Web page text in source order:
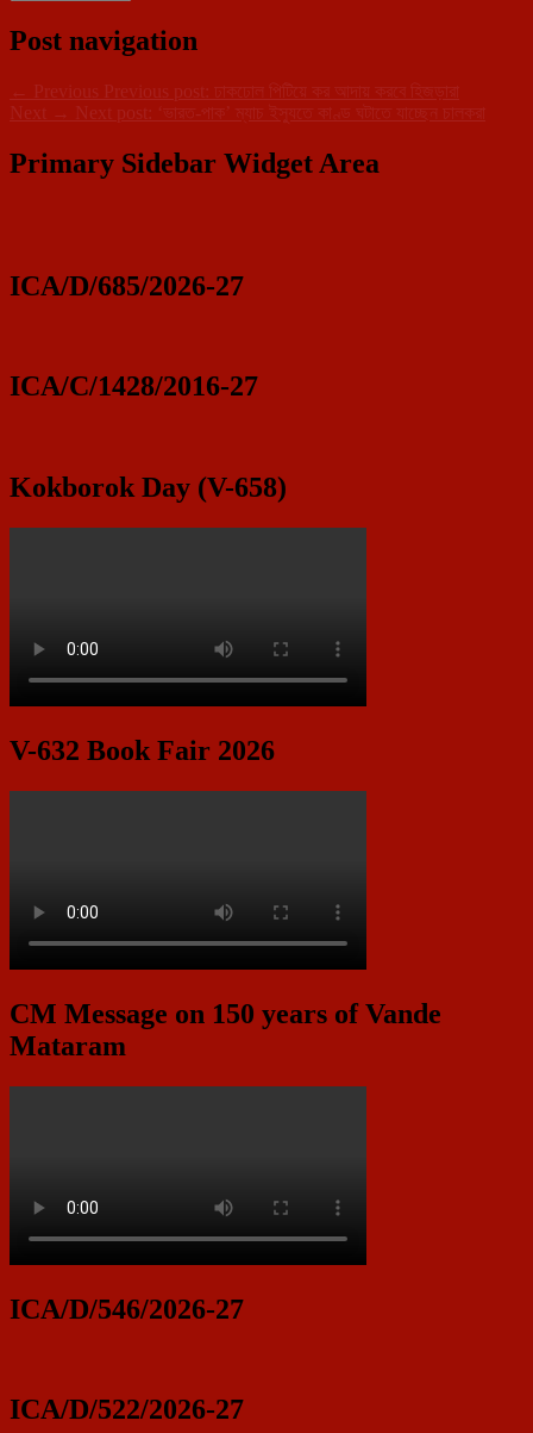
Post navigation
← Previous Previous post:
ঢাকঢোল পিটিয়ে কর আদায় করবে হিজড়ারা
Next → Next post: ‘ভারত-পাক’ ম্যাচ ইস্যুতে কাণ্ড ঘটাতে যাচ্ছেন চালকরা
Primary Sidebar Widget Area
ICA/D/685/2026-27
ICA/C/1428/2016-27
Kokborok Day (V-658)
V-632 Book Fair 2026
CM Message on 150 years of Vande
Mataram
ICA/D/546/2026-27
ICA/D/522/2026-27